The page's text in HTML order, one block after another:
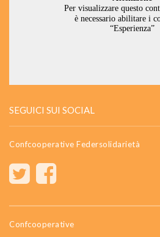
SEGUICI SUI SOCIAL
Confcooperative Federsolidarietà
Confcooperative